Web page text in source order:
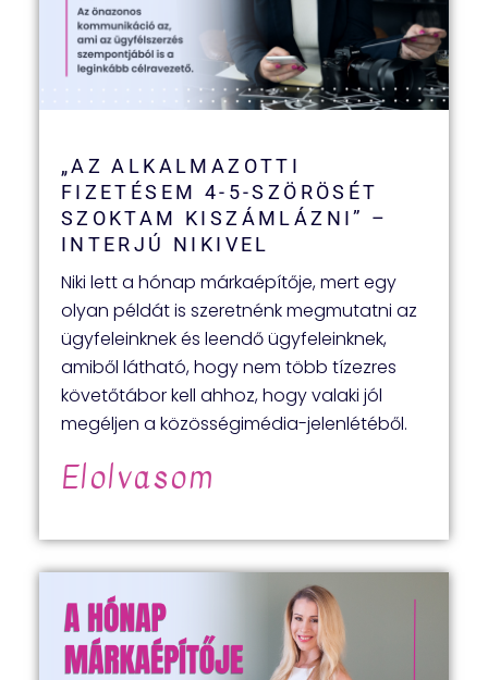
„AZ ALKALMAZOTTI
FIZETÉSEM 4-5-SZÖRÖSÉT
SZOKTAM KISZÁMLÁZNI” –
INTERJÚ NIKIVEL
Niki lett a hónap márkaépítője, mert egy
olyan példát is szeretnénk megmutatni az
ügyfeleinknek és leendő ügyfeleinknek,
amiből látható, hogy nem több tízezres
követőtábor kell ahhoz, hogy valaki jól
megéljen a közösségimédia-jelenlétéből.
Elolvasom